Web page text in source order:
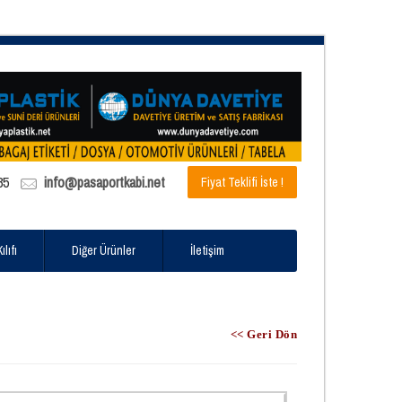
info@pasaportkabi.net Fiyat Teklifi İste !
Diğer Ürünler İletişim
<< Geri Dön